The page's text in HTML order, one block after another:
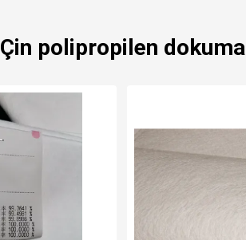
Çin polipropilen dokuma